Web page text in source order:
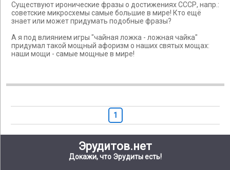
Существуют иронические фразы о достижениях СССР, напр.:
советские микросхемы самые большие в мире! Кто ещё
знает или может придумать подобные фразы?
А я под влиянием игры "чайная ложка - ложная чайка"
придумал такой мощный афоризм о наших святых мощах:
наши мощи - самые мощные в мире!
1
Эрудитов.нет
Докажи, что Эрудиты есть!